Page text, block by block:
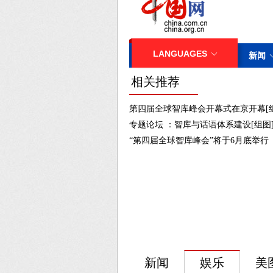
相关推荐
第四届全球智库峰会开幕式在京开幕[
专题论坛 ：智库与话语体系建设[组
“第四届全球智库峰会”将于6月底举行